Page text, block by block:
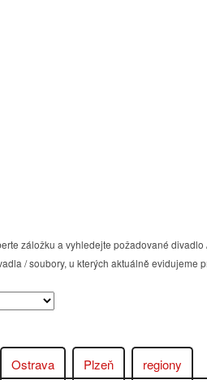
záložku a vyhledejte požadované
/ soubory, u kterých aktuálně evidujeme
Ostrava Plzeň regiony